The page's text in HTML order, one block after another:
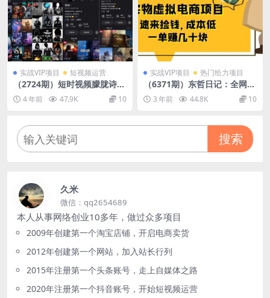
实战VIP项目 短视频运营
（2724期）短时视频朦胧诗文
案号制作教程，实操7天涨粉2
0W+小白20分钟看完直接上手
4 年前 47.9K 10
实战VIP项目 热门给力项目
（6371期）东哲日记：全网首
创实物虚拟电商项目，速来捡
钱，成本低，一单赚几十块！
3 年前 44.8K 10
搜索
久米
微信：qq2654689
本人从事网络创业10多年，做过众多项目
2009年创建第一个淘宝店铺，开启电商卖货
2012年创建第一个网站，加入站长行列
2015年注册第一个头条账号，走上自媒体之路
2020年注册第一个抖音账号，开始短视频运营